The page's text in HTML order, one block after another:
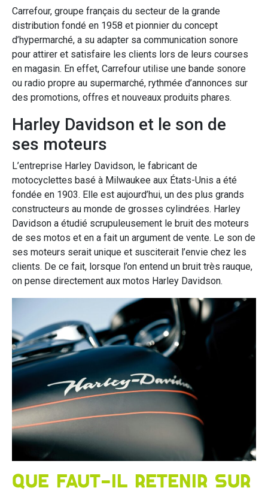
Carrefour, groupe français du secteur de la grande
distribution fondé en 1958 et pionnier du concept
d’hypermarché, a su adapter sa communication sonore
pour attirer et satisfaire les clients lors de leurs courses
en magasin. En effet, Carrefour utilise une bande sonore
ou radio propre au supermarché, rythmée d’annonces sur
des promotions, offres et nouveaux produits phares.
Harley Davidson et le son de
ses moteurs
L’entreprise Harley Davidson, le fabricant de
motocyclettes basé à Milwaukee aux États-Unis a été
fondée en 1903. Elle est aujourd’hui, un des plus grands
constructeurs au monde de grosses cylindrées. Harley
Davidson a étudié scrupuleusement le bruit des moteurs
de ses motos et en a fait un argument de vente. Le son de
ses moteurs serait unique et susciterait l’envie chez les
clients. De ce fait, lorsque l’on entend un bruit très rauque,
on pense directement aux motos Harley Davidson.
Que faut-il retenir sur